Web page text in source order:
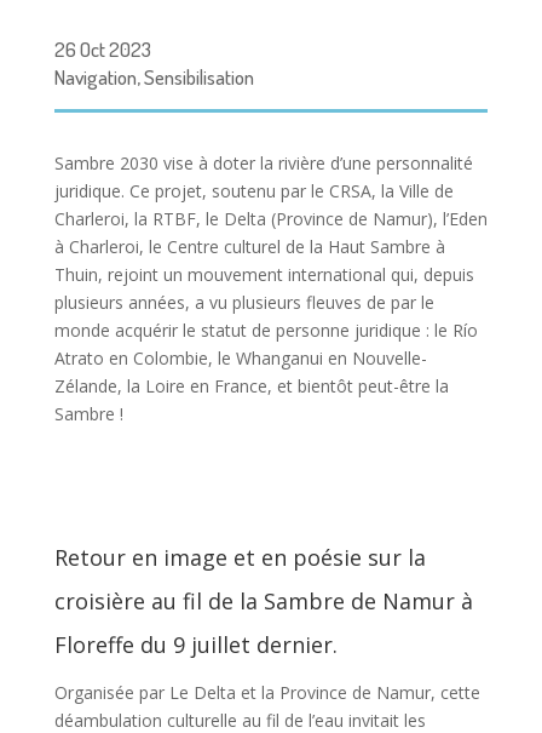
26 Oct 2023
Navigation,Sensibilisation
Sambre 2030 vise à doter la rivière d’une personnalité
juridique. Ce projet, soutenu par le CRSA, la Ville de
Charleroi, la RTBF, le Delta (Province de Namur), l’Eden
à Charleroi, le Centre culturel de la Haut Sambre à
Thuin, rejoint un mouvement international qui, depuis
plusieurs années, a vu plusieurs fleuves de par le
monde acquérir le statut de personne juridique : le Río
Atrato en Colombie, le Whanganui en Nouvelle-
Zélande, la Loire en France, et bientôt peut-être la
Sambre !
Retour en image et en poésie sur la
croisière au fil de la Sambre de Namur à
Floreffe du 9 juillet dernier.
Organisée par Le Delta et la Province de Namur, cette
déambulation culturelle au fil de l’eau invitait les